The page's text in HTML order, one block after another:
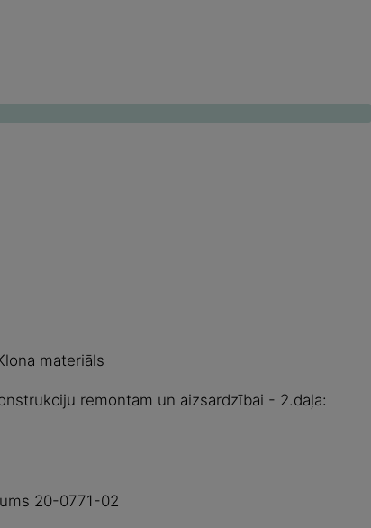
materiāls
remontam un aizsardzībai - 2.daļa:
20-0771-02